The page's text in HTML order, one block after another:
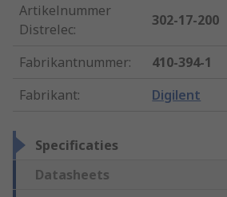
Artikelnummer
Distrelec:
302-17-200
Fabrikantnummer:
410-394-1
Fabrikant: Digilent
Specificaties
Datasheets